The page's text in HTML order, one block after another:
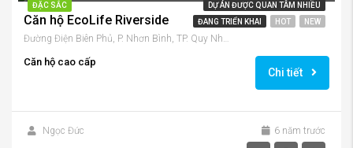
ĐẶC SẮC
DỰ ÁN ĐƯỢC QUAN TÂM NHIỀU
ĐANG TRIỂN KHAI
HOT NEW
Căn hộ EcoLife Riverside
Đường Điện Biên Phủ, P. Nhơn Bình, TP. Quy Nhơn
Căn hộ cao cấp
Chi tiết
Ngọc Đức 6 năm trước